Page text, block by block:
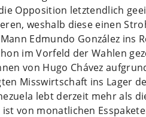
Opposition letztendlich
weshalb diese einen
Edmundo González ins
im Vorfeld der Wahlen
von Hugo Chávez
Misswirtschaft ins Lager
lebt derzeit mehr als
von monatlichen